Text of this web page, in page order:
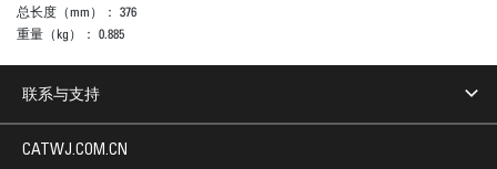
总长度（mm）： 376
重量（kg）： 0.885
联系与支持
CATWJ.COM.CN